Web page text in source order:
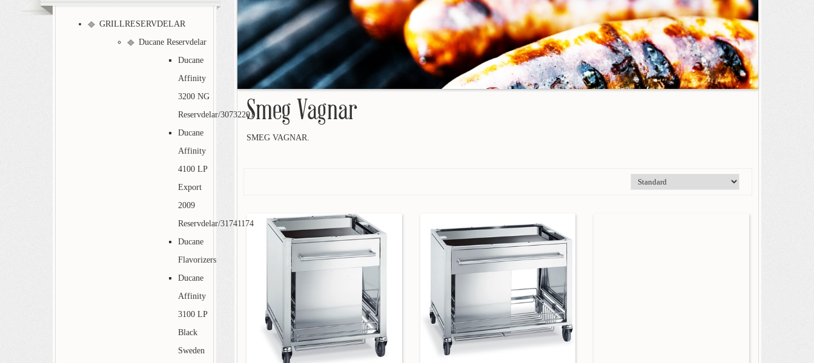
Smeg Vagnar
SMEG VAGNAR.
GRILLRESERVDELAR
Ducane Reservdelar
Ducane
Affinity
3200 NG
Reservdelar/30732201
Ducane
Affinity
4100 LP
Export
2009
Reservdelar/31741174
Ducane
Flavorizers
Ducane
Affinity
3100 LP
Black
Sweden